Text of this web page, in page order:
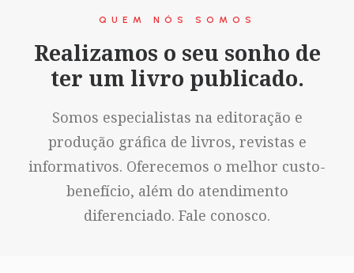
QUEM NÓS SOMOS
Realizamos o seu sonho de
ter um livro publicado.
Somos especialistas na editoração e
produção gráfica de livros, revistas e
informativos. Oferecemos o melhor custo-
benefício, além do atendimento
diferenciado. Fale conosco.